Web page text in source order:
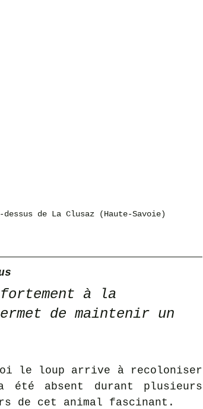
de La Clusaz (Haute-Savoie)
fortement à la
de maintenir un
le loup arrive à recoloniser
absent durant plusieurs
de cet animal fascinant.